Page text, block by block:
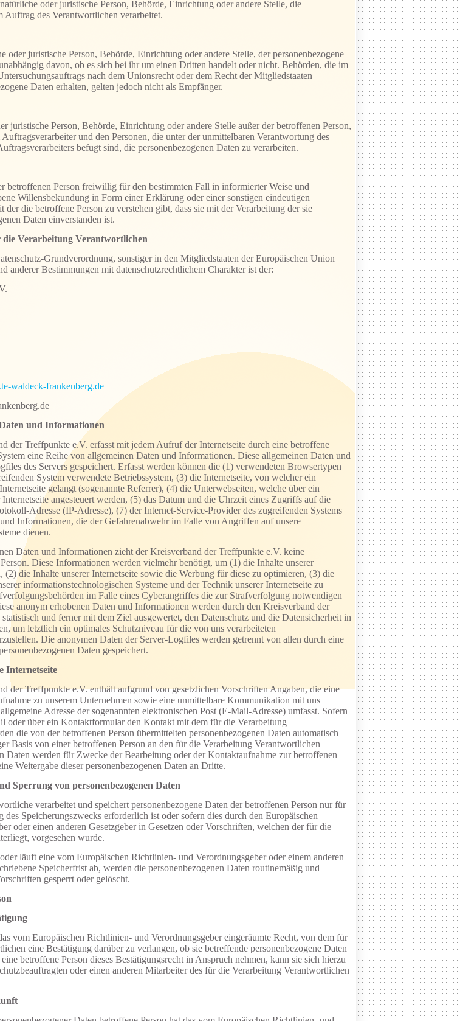
oder juristische Person, Behörde, Einrichtung oder andere Stelle, die
Auftrag des Verantwortlichen verarbeitet.
oder juristische Person, Behörde, Einrichtung oder andere Stelle, der personenbezogene
davon, ob es sich bei ihr um einen Dritten handelt oder nicht. Behörden, die im
nach dem Unionsrecht oder dem Recht der Mitgliedstaaten
Daten erhalten, gelten jedoch nicht als Empfänger.
juristische Person, Behörde, Einrichtung oder andere Stelle außer der betroffenen Person,
und den Personen, die unter der unmittelbaren Verantwortung des
befugt sind, die personenbezogenen Daten zu verarbeiten.
betroffenen Person freiwillig für den bestimmten Fall in informierter Weise und
Willensbekundung in Form einer Erklärung oder einer sonstigen eindeutigen
der die betroffene Person zu verstehen gibt, dass sie mit der Verarbeitung der sie
Daten einverstanden ist.
Verarbeitung Verantwortlichen
Grundverordnung, sonstiger in den Mitgliedstaaten der Europäischen Union
anderer Bestimmungen mit datenschutzrechtlichem Charakter ist der:
waldeck-frankenberg.de
und Informationen
der Treffpunkte e.V. erfasst mit jedem Aufruf der Internetseite durch eine betroffene
eine Reihe von allgemeinen Daten und Informationen. Diese allgemeinen Daten und
des Servers gespeichert. Erfasst werden können die (1) verwendeten Browsertypen
System verwendete Betriebssystem, (3) die Internetseite, von welcher ein
gelangt (sogenannte Referrer), (4) die Unterwebseiten, welche über ein
angesteuert werden, (5) das Datum und die Uhrzeit eines Zugriffs auf die
Adresse (IP-Adresse), (7) der Internet-Service-Provider des zugreifenden Systems
Informationen, die der Gefahrenabwehr im Falle von Angriffen auf unsere
dienen.
Daten und Informationen zieht der Kreisverband der Treffpunkte e.V. keine
Diese Informationen werden vielmehr benötigt, um (1) die Inhalte unserer
(2) die Inhalte unserer Internetseite sowie die Werbung für diese zu optimieren, (3) die
informationstechnologischen Systeme und der Technik unserer Internetseite zu
im Falle eines Cyberangriffes die zur Strafverfolgung notwendigen
anonym erhobenen Daten und Informationen werden durch den Kreisverband der
und ferner mit dem Ziel ausgewertet, den Datenschutz und die Datensicherheit in
um letztlich ein optimales Schutzniveau für die von uns verarbeiteten
Die anonymen Daten der Server-Logfiles werden getrennt von allen durch eine
Daten gespeichert.
Internetseite
der Treffpunkte e.V. enthält aufgrund von gesetzlichen Vorschriften Angaben, die eine
zu unserem Unternehmen sowie eine unmittelbare Kommunikation mit uns
Adresse der sogenannten elektronischen Post (E-Mail-Adresse) umfasst. Sofern
oder über ein Kontaktformular den Kontakt mit dem für die Verarbeitung
die von der betroffenen Person übermittelten personenbezogenen Daten automatisch
Basis von einer betroffenen Person an den für die Verarbeitung Verantwortlichen
Daten werden für Zwecke der Bearbeitung oder der Kontaktaufnahme zur betroffenen
Weitergabe dieser personenbezogenen Daten an Dritte.
Sperrung von personenbezogenen Daten
verarbeitet und speichert personenbezogene Daten der betroffenen Person nur für
Speicherungszwecks erforderlich ist oder sofern dies durch den Europäischen
oder einen anderen Gesetzgeber in Gesetzen oder Vorschriften, welchen der für die
vorgesehen wurde.
läuft eine vom Europäischen Richtlinien- und Verordnungsgeber oder einem anderen
Speicherfrist ab, werden die personenbezogenen Daten routinemäßig und
gesperrt oder gelöscht.
vom Europäischen Richtlinien- und Verordnungsgeber eingeräumte Recht, von dem für
eine Bestätigung darüber zu verlangen, ob sie betreffende personenbezogene Daten
betroffene Person dieses Bestätigungsrecht in Anspruch nehmen, kann sie sich hierzu
oder einen anderen Mitarbeiter des für die Verarbeitung Verantwortlichen